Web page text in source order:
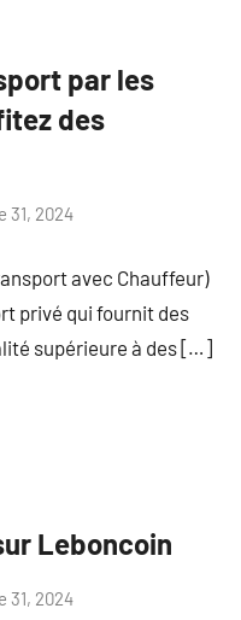
par les
des
31, 2024
avec Chauffeur)
privé qui fournit des
supérieure à des […]
Leboncoin
31, 2024